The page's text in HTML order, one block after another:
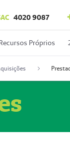
4020 9087
Próprios